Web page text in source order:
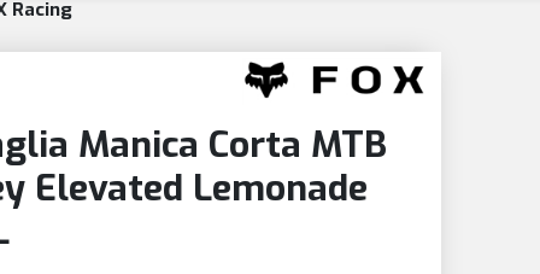
Manica Corta MTB
Elevated Lemonade
Racing